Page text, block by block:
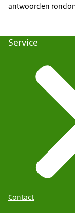
antwoorden
Service
Contact